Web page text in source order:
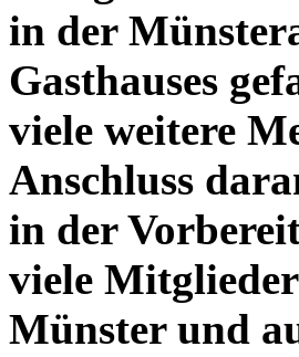
in der
Gasthauses
viele weitere
Anschluss
in der
viele
Münster und